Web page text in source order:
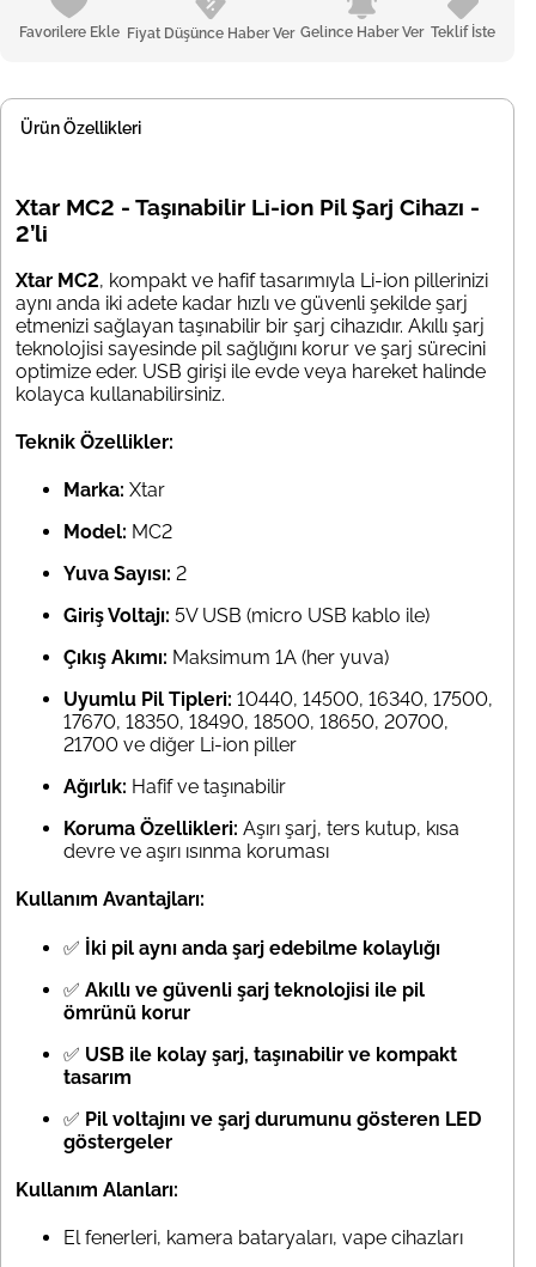
Favorilere Ekle Fiyat Düşünce Haber Ver Gelince Haber Ver Teklif İste
Ürün Özellikleri
Xtar MC2 - Taşınabilir Li-ion Pil Şarj Cihazı -
2’li
Xtar MC2, kompakt ve hafif tasarımıyla Li-ion pillerinizi
aynı anda iki adete kadar hızlı ve güvenli şekilde şarj
etmenizi sağlayan taşınabilir bir şarj cihazıdır. Akıllı şarj
teknolojisi sayesinde pil sağlığını korur ve şarj sürecini
optimize eder. USB girişi ile evde veya hareket halinde
kolayca kullanabilirsiniz.
Teknik Özellikler:
Marka: Xtar
Model: MC2
Yuva Sayısı: 2
Giriş Voltajı: 5V USB (micro USB kablo ile)
Çıkış Akımı: Maksimum 1A (her yuva)
Uyumlu Pil Tipleri: 10440, 14500, 16340, 17500,
17670, 18350, 18490, 18500, 18650, 20700,
21700 ve diğer Li-ion piller
Ağırlık: Hafif ve taşınabilir
Koruma Özellikleri: Aşırı şarj, ters kutup, kısa
devre ve aşırı ısınma koruması
Kullanım Avantajları:
✅ İki pil aynı anda şarj edebilme kolaylığı
✅ Akıllı ve güvenli şarj teknolojisi ile pil
ömrünü korur
✅ USB ile kolay şarj, taşınabilir ve kompakt
tasarım
✅ Pil voltajını ve şarj durumunu gösteren LED
göstergeler
Kullanım Alanları:
El fenerleri, kamera bataryaları, vape cihazları